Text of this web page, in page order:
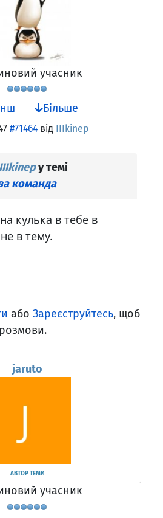
учасник
Більше
#71464 від IIIkinep
IIIkinepу темі
команда
кулька в тебе в
в тему.
або Зареєструйтесь, щоб
jaruto
АВТОР ТЕМИ
учасник